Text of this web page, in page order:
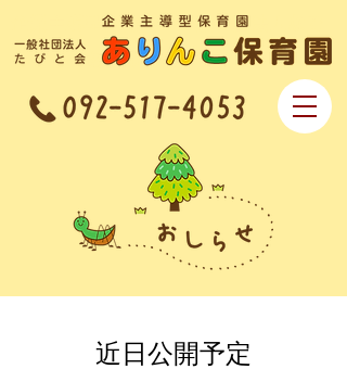
企業主導型保育園 一般社団法人なで
しこ会 ありんこ保育園
近日公開予定